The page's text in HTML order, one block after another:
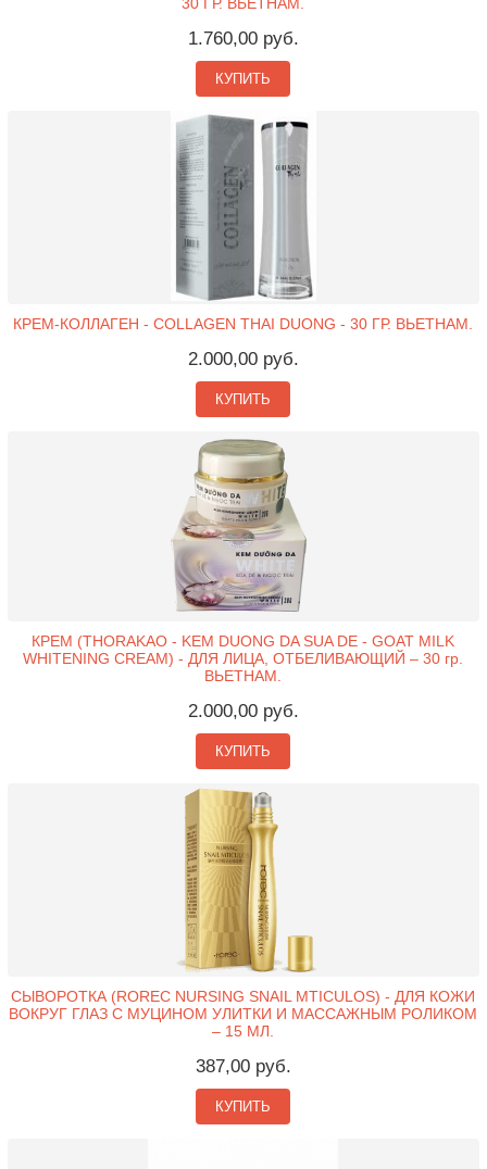
1.760,00 руб.
КУПИТЬ
КРЕМ-КОЛЛАГЕН - COLLAGEN THAI DUONG - 30 ГР. ВЬЕТНАМ.
2.000,00 руб.
КУПИТЬ
КРЕМ (THORAKAO - KEM DUONG DA SUA DE - GOAT MILK
WHITENING CREAM) - ДЛЯ ЛИЦА, ОТБЕЛИВАЮЩИЙ – 30 гр.
ВЬЕТНАМ.
2.000,00 руб.
КУПИТЬ
СЫВОРОТКА (ROREC NURSING SNAIL MTICULOS) - ДЛЯ КОЖИ
ВОКРУГ ГЛАЗ С МУЦИНОМ УЛИТКИ И МАССАЖНЫМ РОЛИКОМ
– 15 МЛ.
387,00 руб.
КУПИТЬ